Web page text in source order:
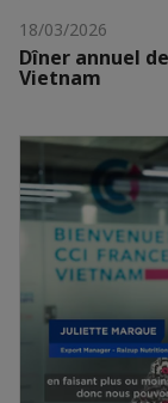
18/03/2026
Dîner annuel
Vietnam